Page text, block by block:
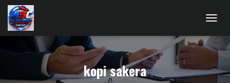
kopi sakera